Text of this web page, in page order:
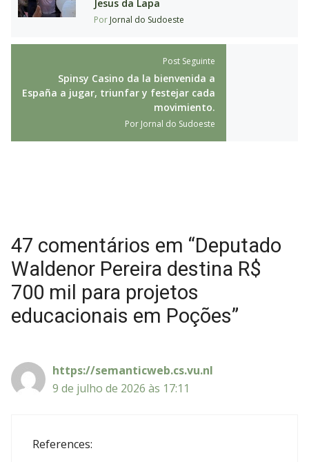
Jesus da Lapa
Por Jornal do Sudoeste
Post Seguinte
Spinsy Casino da la bienvenida a
España a jugar, triunfar y festejar cada
movimiento.
Por Jornal do Sudoeste
47 comentários em “Deputado
Waldenor Pereira destina R$
700 mil para projetos
educacionais em Poções”
https://semanticweb.cs.vu.nl
9 de julho de 2026 às 17:11
References: